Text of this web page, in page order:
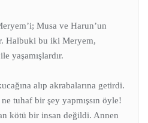
Musa ve Harun’un
Halbuki bu iki Meryem,
yaşamışlardır.
alıp akrabalarına getirdi.
tuhaf bir şey yapmışsın öyle!
kötü bir insan değildi. Annen